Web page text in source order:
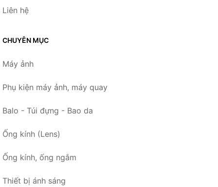
Liên hệ
CHUYÊN MỤC
Máy ảnh
Phụ kiện máy ảnh, máy quay
Balo - Túi đựng - Bao da
Ống kính (Lens)
Ống kính, ống ngắm
Thiết bị ánh sáng